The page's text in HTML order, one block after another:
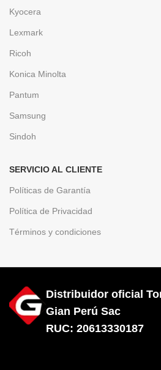
Kyocera
Lexmark
Ricoh
Konica Minolta
Pantum
Samsung
Sindoh
SERVICIO AL CLIENTE
Políticas de Garantía
Política de Privacidad
Términos y condiciones
Distribuidor oficial
Gian Perú Sac
RUC: 20613330187